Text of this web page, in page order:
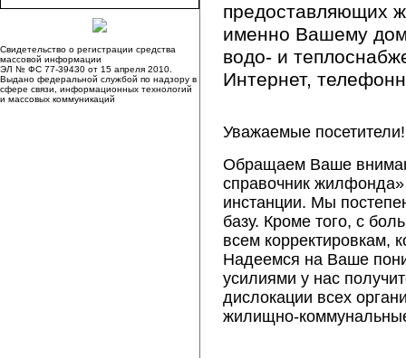
Свидетельство о регистрации средства
массовой информации
ЭЛ № ФС 77-39430 от 15 апреля 2010.
Выдано федеральной службой по надзору в
сфере связи, информационных технологий
и массовых коммуникаций
предоставляющих
именно Вашему
водо- и
Интернет,
Уважаемые посетители!
Обращаем Ваше
справочник
инстанции. Мы
базу. Кроме того, с
всем корректировкам,
Надеемся на Ваше
усилиями у нас
дислокации всех
жилищно-